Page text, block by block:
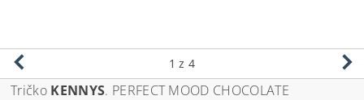
1 z 4
Tričko KENNYS. PERFECT MOOD CHOCOLATE